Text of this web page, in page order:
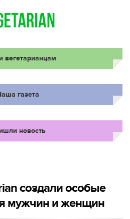
вегетарианцам
газета
новость
создали особые
мужчин и женщин